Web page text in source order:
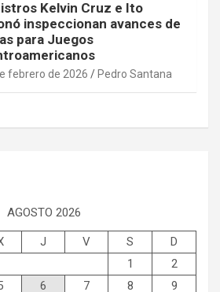
Kelvin Cruz e Ito
inspeccionan avances de
para Juegos
febrero de 2026 Pedro Santana
AGOSTO 2026
J V S
D
1
2
6 7 8
9